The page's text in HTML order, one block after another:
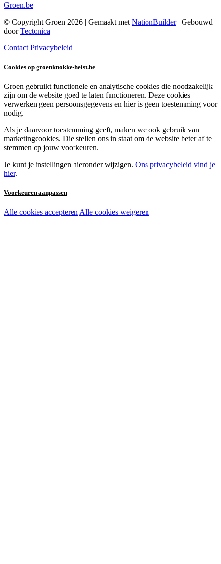
Groen.be
© Copyright Groen 2026 | Gemaakt met NationBuilder| Gebouwd
doorTectonica
Contact Privacybeleid
Cookies op groenknokke-heist.be
Groen gebruikt functionele en analytische cookies die noodzakelijk
zijn om de website goed te laten functioneren. Deze cookies
verwerken geen persoonsgegevens en hier is geen toestemming voor
nodig.
Als je daarvoor toestemming geeft, maken we ook gebruik van
marketingcookies. Die stellen ons in staat om de website beter af te
stemmen op jouw voorkeuren.
Je kunt je instellingen hieronder wijzigen. Ons privacybeleid vind je
hier.
Voorkeuren aanpassen
Noodzakelijke cookies:
Alle cookies accepteren Alle cookies weigeren